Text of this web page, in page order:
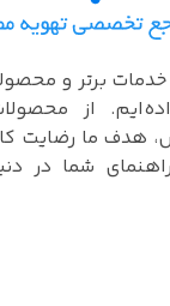
خدمات برتر و
از
هدف ما رضایت
شما در